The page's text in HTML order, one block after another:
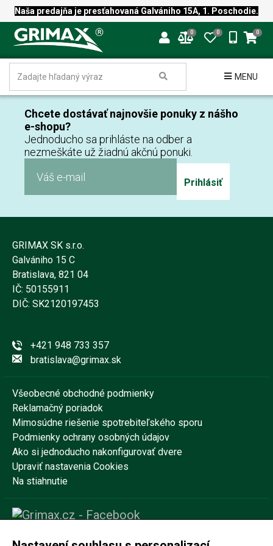
Naša predajňa je presťahovaná Galvániho 15A, 1. Poschodie.
0 0 0
MENU
Chcete dostávať najnovšie ponuky z nášho
e-shopu?
Jednoducho sa prihláste na odber a
nezmeškáte už žiadnú akčnú ponuki.
Prihlásiť
GRIMAX SK s.r.o.
Galvániho 15 C
Bratislava, 821 04
IČ: 50155911
DIČ: SK2120197453
+421 948 733 357
bratislava@grimax.sk
Všeobecné obchodné podmienky
Reklamačný poriadok
Mimosúdne riešenie spotrebiteľského sporu
Podmienky ochrany osobných údajov
Ako si jednoducho nakonfigurovať dvere
Upraviť nastavenia Cookies
Na stiahnutie